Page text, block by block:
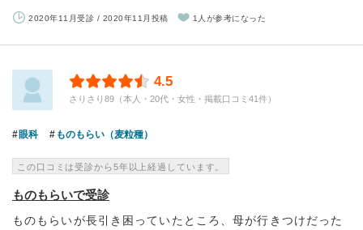
2020年11月受診 / 2020年11月投稿 1人が参考になった
4.5
さりさり89（本人・20代・女性・掲載口コミ41件）
眼科 ものもらい（麦粒種）
この口コミは受診から5年以上経過しています。
ものもらいで受診
ものもらいが長引き困っていたところ、母が行きつけだった